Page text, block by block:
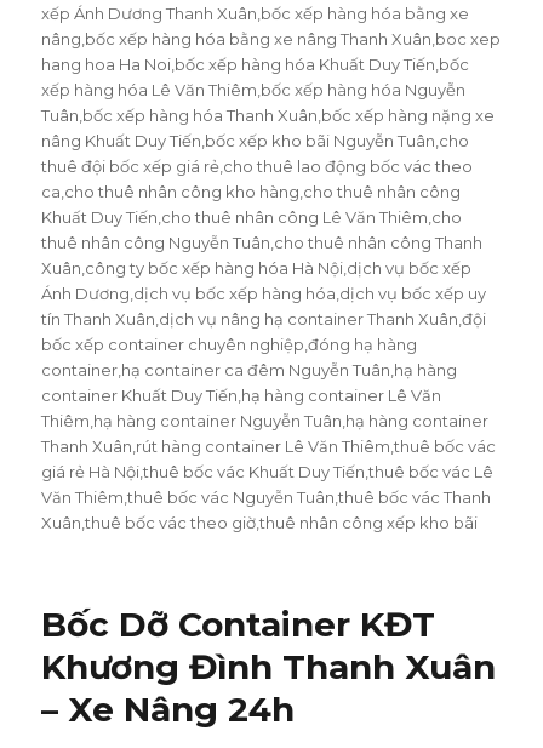
xếp Ánh Dương Thanh Xuân bốc xếp hàng hóa bằng xe
nâng bốc xếp hàng hóa bằng xe nâng Thanh Xuân boc xep
hang hoa Ha Noi bốc xếp hàng hóa Khuất Duy Tiến bốc
xếp hàng hóa Lê Văn Thiêm bốc xếp hàng hóa Nguyễn
Tuân bốc xếp hàng hóa Thanh Xuân bốc xếp hàng nặng xe
nâng Khuất Duy Tiến bốc xếp kho bãi Nguyễn Tuân cho
thuê đội bốc xếp giá rẻ cho thuê lao động bốc vác theo
ca cho thuê nhân công kho hàng cho thuê nhân công
Khuất Duy Tiến cho thuê nhân công Lê Văn Thiêm cho
thuê nhân công Nguyễn Tuân cho thuê nhân công Thanh
Xuân công ty bốc xếp hàng hóa Hà Nội dịch vụ bốc xếp
Ánh Dương dịch vụ bốc xếp hàng hóa dịch vụ bốc xếp uy
tín Thanh Xuân dịch vụ nâng hạ container Thanh Xuân ,đội
bốc xếp container chuyên nghiệp ,đóng hạ hàng
container hạ container ca đêm Nguyễn Tuân hạ hàng
container Khuất Duy Tiến hạ hàng container Lê Văn
Thiêm hạ hàng container Nguyễn Tuân hạ hàng container
Thanh Xuân rút hàng container Lê Văn Thiêm ,thuê bốc vác
giá rẻ Hà Nội,thuê bốc vác Khuất Duy Tiến ,thuê bốc vác Lê
Văn Thiêm ,thuê bốc vác Nguyễn Tuân ,thuê bốc vác Thanh
Xuân ,thuê bốc vác theo giờ,thuê nhân công xếp kho bãi
Bốc Dỡ Container KĐT
Khương Đình Thanh Xuân
– Xe Nâng 24h